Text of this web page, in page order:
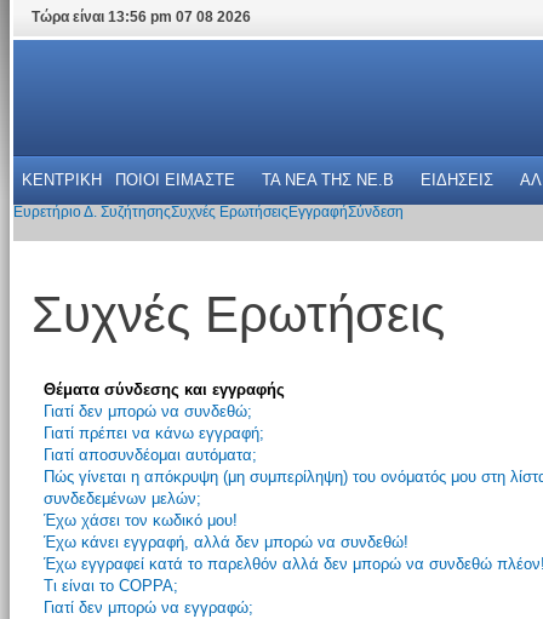
Τώρα είναι 13:56 pm 07 08 2026
ΚΕΝΤΡΙΚΗ ΠΟΙΟΙ ΕΙΜΑΣΤΕ ΤΑ ΝΕΑ THΣ NE.B ΕΙΔΗΣΕΙΣ
Ευρετήριο Δ. ΣυζήτησηςΣυχνές Ερωτήσεις ΕγγραφήΣύνδεση
Συχνές Ερωτήσεις
Θέματα σύνδεσης και εγγραφής
Γιατί δεν μπορώ να συνδεθώ;
Γιατί πρέπει να κάνω εγγραφή;
Γιατί αποσυνδέομαι αυτόματα;
Πώς γίνεται η απόκρυψη (μη συμπερίληψη) του ονόματός μου στη
συνδεδεμένων μελών;
Έχω χάσει τον κωδικό μου!
Έχω κάνει εγγραφή, αλλά δεν μπορώ να συνδεθώ!
Έχω εγγραφεί κατά το παρελθόν αλλά δεν μπορώ να συνδεθώ
Τι είναι το COPPA;
Γιατί δεν μπορώ να εγγραφώ;